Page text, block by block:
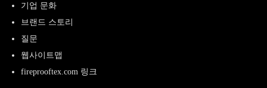
기업 문화
브랜드 스토리
질문
웹사이트맵
fireprooftex.com 링크